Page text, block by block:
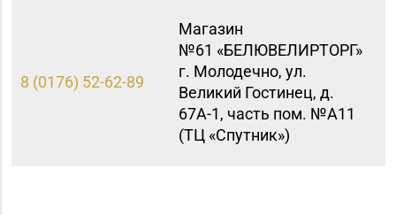
8 (0176) 52-62-89
Магазин
№61 «БЕЛЮВЕЛИРТОРГ»
г. Молодечно, ул.
Великий Гостинец, д.
67А-1, часть пом. №А11
(ТЦ «Спутник»)